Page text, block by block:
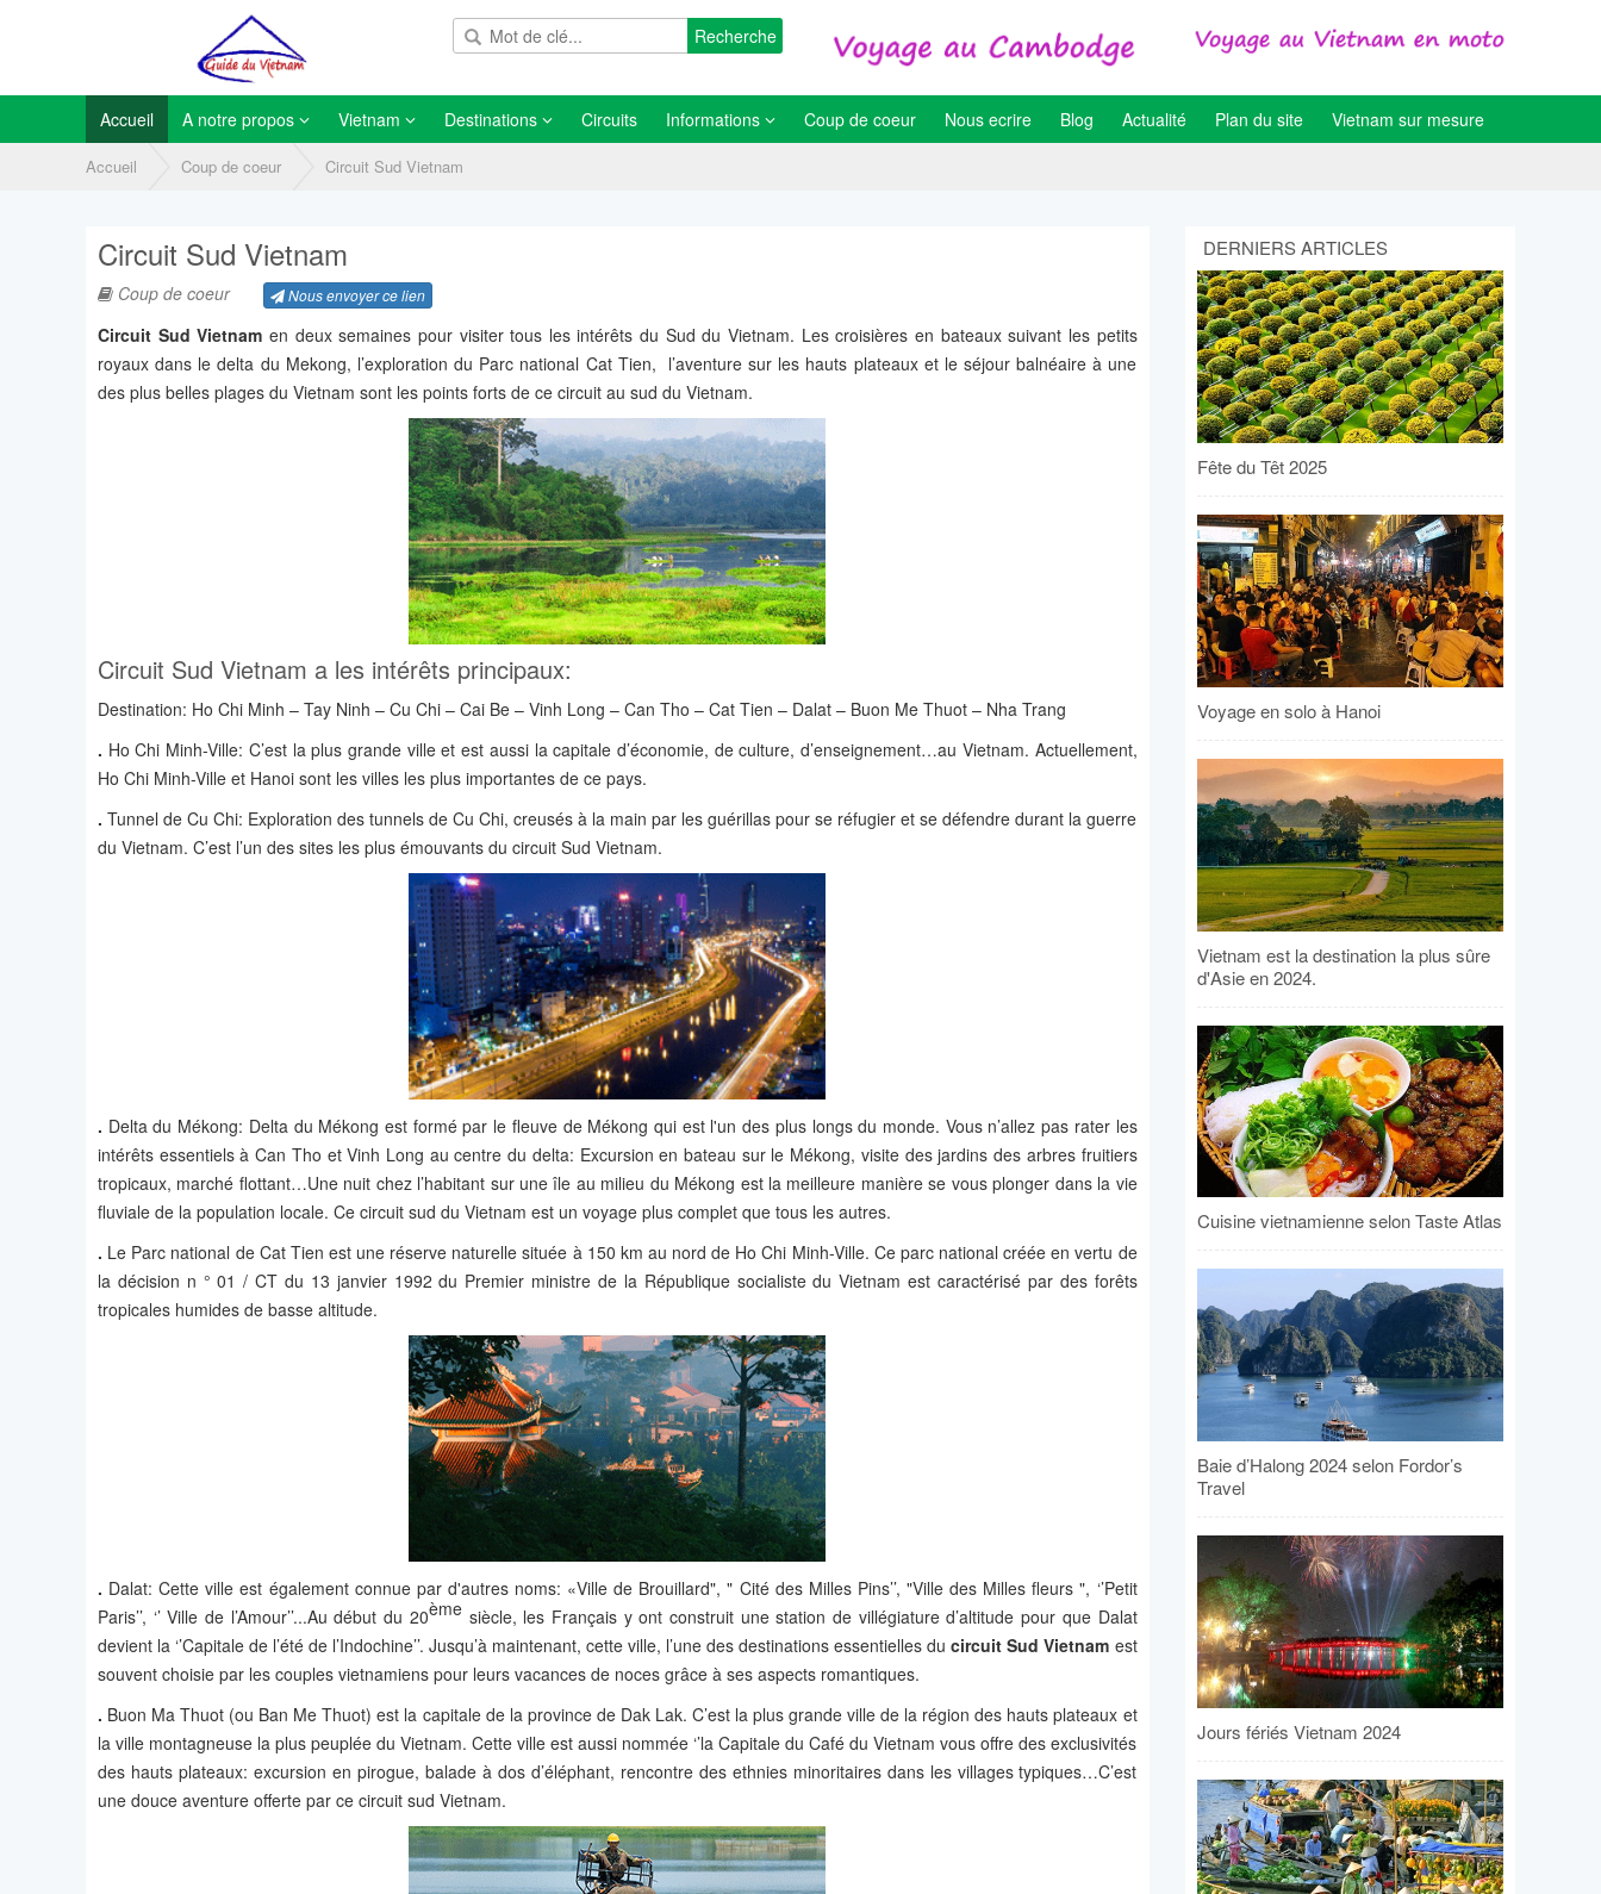
Recherche
Accueil A notre propos Vietnam Destinations Circuits Informations Coup de coeur Nous ecrire Blog Actualité Plan du site Vietnam sur mesure
Accueil Coup de coeur Circuit Sud Vietnam
Circuit Sud Vietnam
Coup de coeur Nous envoyer ce lien
Circuit Sud Vietnam en deux semaines pour visiter tous les intérêts du Sud du Vietnam. Les croisières en bateaux suivant les petits
royaux dans le delta du Mekong, l’exploration du Parc national Cat Tien, l’aventure sur les hauts plateaux et le séjour balnéaire à une
des plus belles plages du Vietnam sont les points forts de ce circuit au sud du Vietnam.
Circuit Sud Vietnam a les intérêts principaux:
Destination: Ho Chi Minh – Tay Ninh – Cu Chi – Cai Be – Vinh Long – Can Tho – Cat Tien – Dalat – Buon Me Thuot – Nha Trang
. Ho Chi Minh-Ville: C’est la plus grande ville et est aussi la capitale d’économie, de culture, d’enseignement…au Vietnam. Actuellement,
Ho Chi Minh-Ville et Hanoi sont les villes les plus importantes de ce pays.
. Tunnel de Cu Chi: Exploration des tunnels de Cu Chi, creusés à la main par les guérillas pour se réfugier et se défendre durant la guerre
du Vietnam. C’est l’un des sites les plus émouvants du circuit Sud Vietnam.
. Delta du Mékong: Delta du Mékong est formé par le fleuve de Mékong qui est l'un des plus longs du monde. Vous n’allez pas rater les
intérêts essentiels à Can Tho et Vinh Long au centre du delta: Excursion en bateau sur le Mékong, visite des jardins des arbres fruitiers
tropicaux, marché flottant…Une nuit chez l’habitant sur une île au milieu du Mékong est la meilleure manière se vous plonger dans la vie
fluviale de la population locale. Ce circuit sud du Vietnam est un voyage plus complet que tous les autres.
. Le Parc national de Cat Tien est une réserve naturelle située à 150 km au nord de Ho Chi Minh-Ville. Ce parc national créée en vertu de
la décision n ° 01 / CT du 13 janvier 1992 du Premier ministre de la République socialiste du Vietnam est caractérisé par des forêts
tropicales humides de basse altitude.
. Dalat: Cette ville est également connue par d'autres noms: «Ville de Brouillard", " Cité des Milles Pins’’, "Ville des Milles fleurs ", ‘’Petit
Paris’’, ‘’ Ville de l’Amour’’...Au début du 20èmesiècle, les Français y ont construit une station de villégiature d’altitude pour que Dalat
devient la ‘’Capitale de l’été de l’Indochine’’. Jusqu’à maintenant, cette ville, l’une des destinations essentielles ducircuit Sud Vietnam est
souvent choisie par les couples vietnamiens pour leurs vacances de noces grâce à ses aspects romantiques.
. Buon Ma Thuot (ou Ban Me Thuot) est la capitale de la province de Dak Lak. C’est la plus grande ville de la région des hauts plateaux et
la ville montagneuse la plus peuplée du Vietnam. Cette ville est aussi nommée ‘’la Capitale du Café du Vietnam vous offre des exclusivités
des hauts plateaux: excursion en pirogue, balade à dos d’éléphant, rencontre des ethnies minoritaires dans les villages typiques…C’est
une douce aventure offerte par ce circuit sud Vietnam.
DERNIERS ARTICLES
Fête du Têt 2025
Voyage en solo à Hanoi
Vietnam est la destination la plus sûre
d'Asie en 2024.
Cuisine vietnamienne selon Taste Atlas
Baie d’Halong 2024 selon Fordor’s
Travel
Jours fériés Vietnam 2024